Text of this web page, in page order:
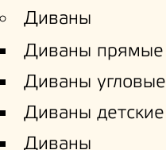
Диваны
Диваны прямые
Диваны угловые
Диваны детские
Диваны